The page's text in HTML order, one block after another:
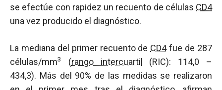
se efectúe con rapidez un recuento de células CD4
una vez producido el diagnóstico.
La mediana del primer recuento de CD4fue de 287
células/mm3 (rango intercuartil
(RIC): 114,0 –
434,3). Más del 90% de las medidas se realizaron